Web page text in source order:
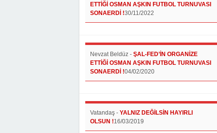
ETTİĞİ OSMAN AŞKIN FUTBOL TURNUVASI
SONAERDİ !30/11/2022
Nevzat Beldüz - ŞAL-FED’İN ORGANİZE
ETTİĞİ OSMAN AŞKIN FUTBOL TURNUVASI
SONAERDİ !04/02/2020
Vatandaş - YALNIZ DEĞİLSİN HAYIRLI
OLSUN !16/03/2019